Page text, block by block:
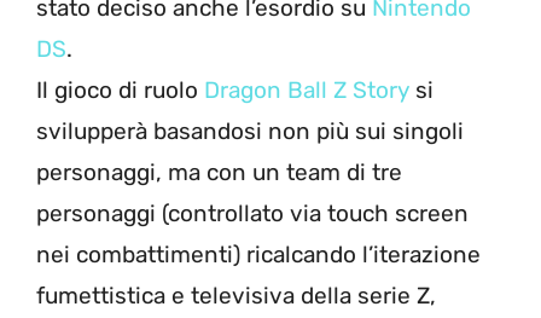
stato deciso anche l’esordio su Nintendo
DS.
Il gioco di ruolo Dragon Ball Z Story si
svilupperà basandosi non più sui singoli
personaggi, ma con un team di tre
personaggi (controllato via touch screen
nei combattimenti) ricalcando l’iterazione
fumettistica e televisiva della serie Z,